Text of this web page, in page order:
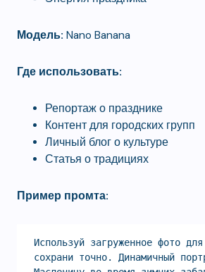
Модель: Nano Banana
Где использовать:
Репортаж о празднике
Контент для городских групп
Личный блог о культуре
Статья о традициях
Пример промта:
Используй загруженное фото
сохрани точно. Динамичный